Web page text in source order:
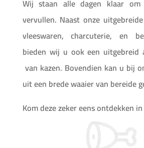
Wij staan alle dagen klaar
vervullen. Naast onze
vleeswaren, charcuterie, en
bieden wij u ook een uitgebreid
van kazen. Bovendien kan u bij
uit een brede waaier van bereide
Kom deze zeker eens ontdekken